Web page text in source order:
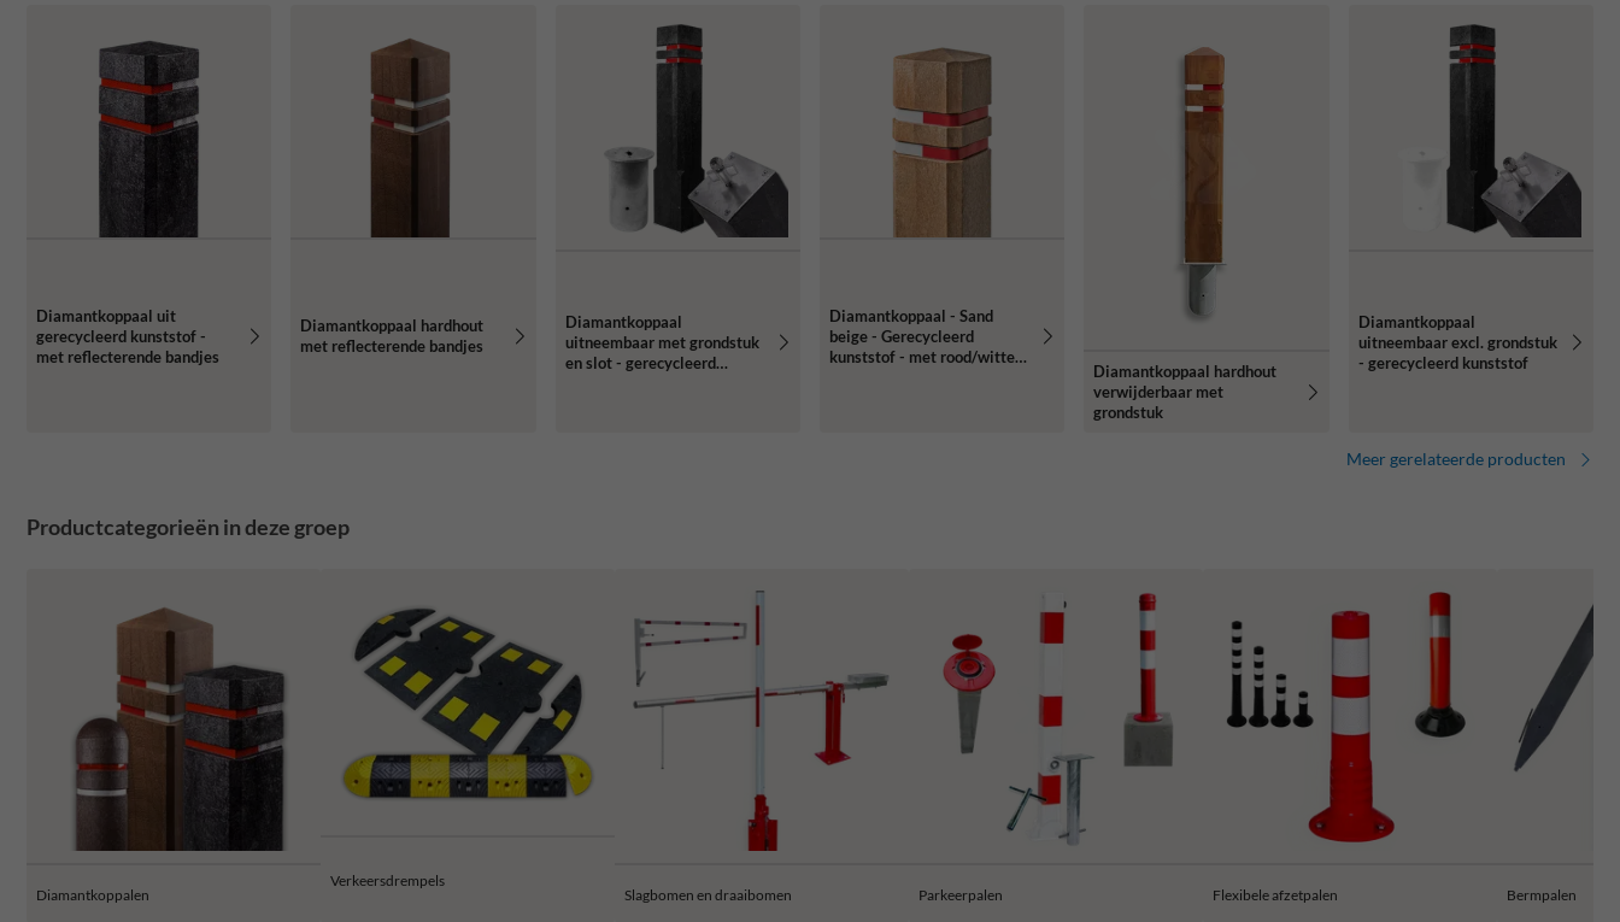
Diamantkoppaal uit
gerecycleerd kunststof -
met reflecterende bandjes
Diamantkoppaal hardhout
met reflecterende bandjes
Diamantkoppaal
uitneembaar met grondstuk
en slot - gerecycleerd
Diamantkoppaal - Sand
beige - Gerecycleerd
kunststof - met rood/witte
Diamantkoppaal hardhout
verwijderbaar met
grondstuk
Diamantkoppaal
uitneembaar excl. grondstuk
- gerecycleerd kunststof
Meer gerelateerde producten
Productcategorieën in deze groep
Diamantkoppalen
Verkeersdrempels
Slagbomen en draaibomen Parkeerpalen Flexibele afzetpalen Bermpalen